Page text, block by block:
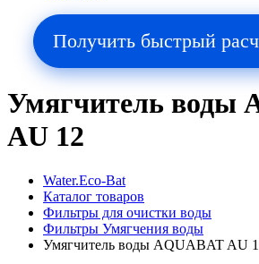
Получить быстрый
Умягчитель воды
AU 12
Water.Eco-Bat
Каталог товаров
Фильтры для очистки воды
Фильтры Умягчения воды
Умягчитель воды AQUABAT AU